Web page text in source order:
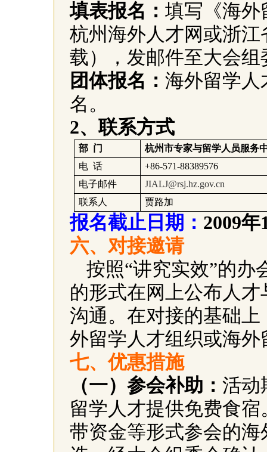
填表报名： 填写《海外
杭州海外人才网或浙
载），发邮件至大会
团体报名： 海外留学人
名。
2、联系方式
部 门
杭州市专家与留学人员服务
电 话
+86-571-88389576
电子邮件
JIALJ@rsj.hz.gov.cn
联系人
贾路加
报名截止日期： 2009年
六、对接邀请
按照“讲究实效”的办
的形式在网上公布人
沟通。在对接的基础上
外留学人才组织或海
七、优惠措施
（一）参会补助： 活动
留学人才提供免费食
带资金等形式参会的